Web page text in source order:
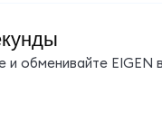
и обменивайте